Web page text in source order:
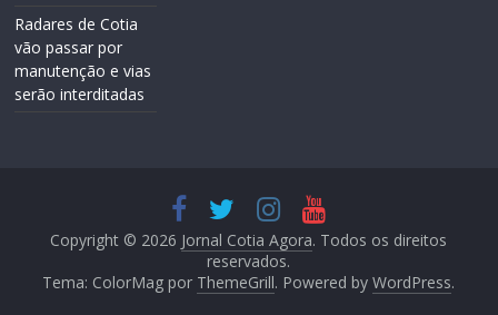
Radares de Cotia
vão passar por
manutenção e vias
serão interditadas
Copyright © 2026 Jornal Cotia Agora. Todos os direitos
reservados.
Tema: ColorMag por ThemeGrill. Powered byWordPress.